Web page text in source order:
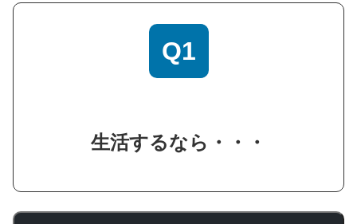
Q1
生活するなら・・・